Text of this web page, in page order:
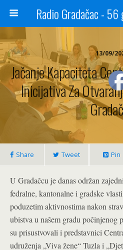
13/09/
Jačanje Kapaciteta
Inicijativa Za
Share Tweet Pin
U Gradačcu je danas održan
fedralne, kantonalne i gradske
poduzetim aktivnostima nakon
ubistva u našem gradu počinjenog
su prisustvovali i predstavnici
udruženja „Viva žene“ Tuzla i